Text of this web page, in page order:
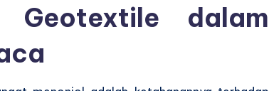
Geotextile dalam